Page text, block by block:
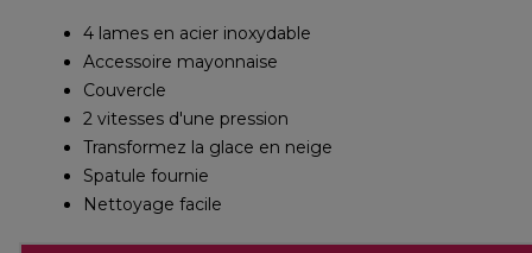
4 lames en acier inoxydable
Accessoire mayonnaise
Couvercle
2 vitesses d'une pression
Transformez la glace en neige
Spatule fournie
Nettoyage facile